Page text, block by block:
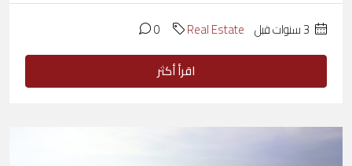
Real Estate
0
اقرأ أكثر